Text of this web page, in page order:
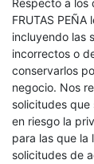
Respecto a los
FRUTAS
incluyendo las
incorrectos o
conservarlos
negocio. Nos
solicitudes
en riesgo la
para las que la
solicitudes de